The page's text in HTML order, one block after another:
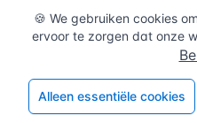
Cookies
Copyright © 2026De
🍪 We gebruiken cookies
ervoor te zorgen dat onze
Alleen essentiële cookies